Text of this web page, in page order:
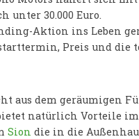
unter 30.000 Euro.
Aktion ins Leben
Preis und die
aus dem geräumigen
natürlich Vorteile
Sion die in die